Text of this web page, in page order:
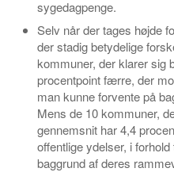
sygedagpenge.
Selv når der tages højde
der stadig betydelige
kommuner, der klarer sig
procentpoint færre, der
man kunne forvente på
Mens de 10 kommuner,
gennemsnit har 4,4
offentlige ydelser, i
baggrund af deres